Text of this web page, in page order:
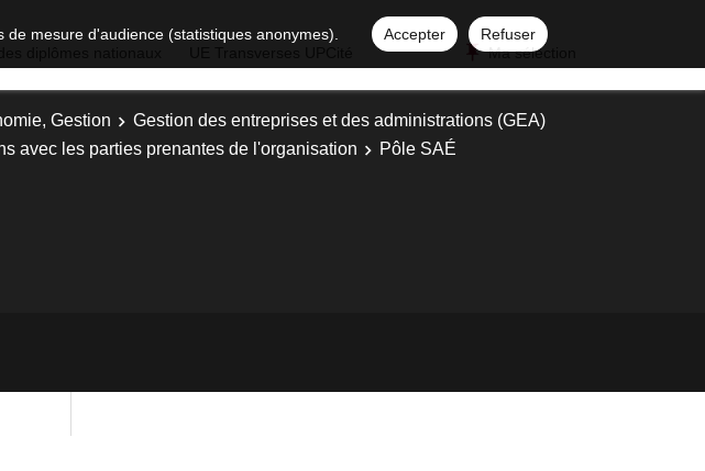
mesure d'audience (statistiques anonymes). Accepter
Refuser
Ma sélection
Gestion
Gestion des entreprises et des administrations (GEA)
avec les parties prenantes de l'organisation Pôle SAÉ